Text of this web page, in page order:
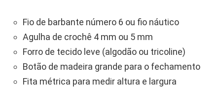
Fio de barbante número 6 ou fio náutico
Agulha de crochê 4 mm ou 5 mm
Forro de tecido leve (algodão ou tricoline)
Botão de madeira grande para o fechamento
Fita métrica para medir altura e largura